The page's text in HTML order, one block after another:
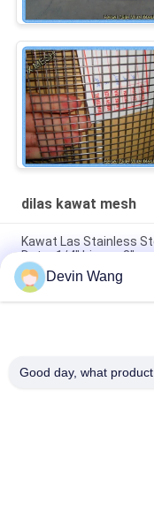
dilas kawat mesh
Kawat Las Stainless
Datar 1/4" hingga 3"
Stainless Steel Welded
Berkualitas Tinggi
Stainless Steel 304
Devin Wang
Good day, what